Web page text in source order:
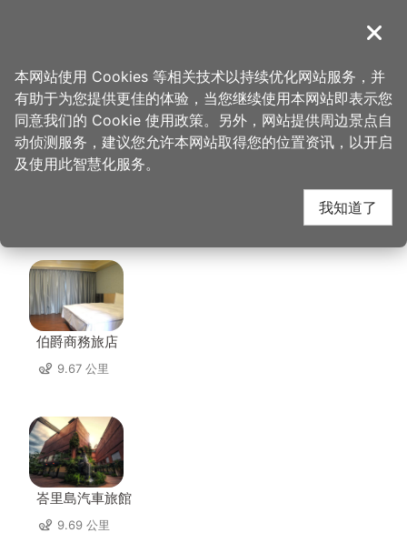
導覽
首页 > 想去的地方 > 美食、购物 > Chophouse 恰好食美式餐厅
Chophouse 恰好食美
式餐厅 周边住宿
伯爵商務旅店
9.67 公里
峇里島汽車旅館
9.69 公里
关闭
本网站使用 Cookies 等相关技术以持续优化网站服务，并
有助于为您提供更佳的体验，当您继续使用本网站即表示您
同意我们的 Cookie 使用政策。另外，网站提供周边景点自
动侦测服务，建议您允许本网站取得您的位置资讯，以开启
及使用此智慧化服务。
我知道了